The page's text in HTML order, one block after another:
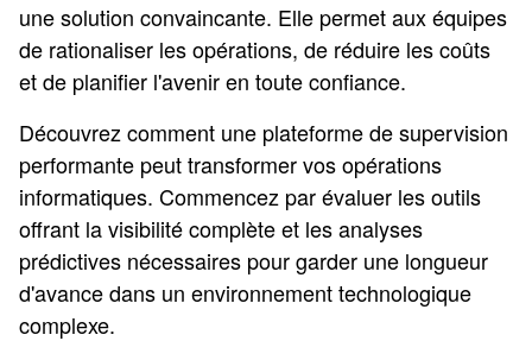
une solution convaincante. Elle permet aux équipes
de rationaliser les opérations, de réduire les coûts
et de planifier l'avenir en toute confiance.
Découvrez comment une plateforme de supervision
performante peut transformer vos opérations
informatiques. Commencez par évaluer les outils
offrant la visibilité complète et les analyses
prédictives nécessaires pour garder une longueur
d'avance dans un environnement technologique
complexe.